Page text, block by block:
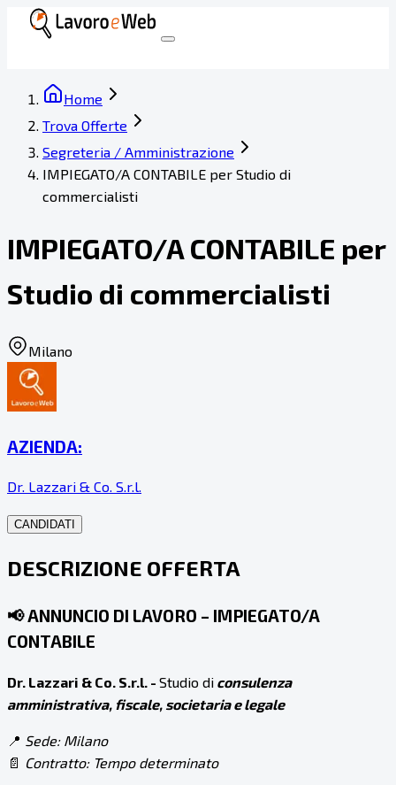
Home
Trova Offerte
Segreteria / Amministrazione
IMPIEGATO/A CONTABILE per Studio di
commercialisti
IMPIEGATO/A CONTABILE per
Studio di commercialisti
Milano
AZIENDA:
Dr. Lazzari & Co. S.r.l.
CANDIDATI
DESCRIZIONE OFFERTA
📢ANNUNCIO DI LAVORO – IMPIEGATO/A
CONTABILE
Dr. Lazzari & Co. S.r.l. - Studio di consulenza
amministrativa, fiscale, societaria e legale
📍 Sede: Milano
📄 Contratto: Tempo determinato